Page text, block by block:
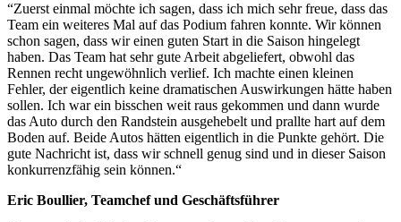
“Zuerst einmal möchte ich sagen, dass ich mich sehr freue, dass das
Team ein weiteres Mal auf das Podium fahren konnte. Wir können
schon sagen, dass wir einen guten Start in die Saison hingelegt
haben. Das Team hat sehr gute Arbeit abgeliefert, obwohl das
Rennen recht ungewöhnlich verlief. Ich machte einen kleinen
Fehler, der eigentlich keine dramatischen Auswirkungen hätte haben
sollen. Ich war ein bisschen weit raus gekommen und dann wurde
das Auto durch den Randstein ausgehebelt und prallte hart auf dem
Boden auf. Beide Autos hätten eigentlich in die Punkte gehört. Die
gute Nachricht ist, dass wir schnell genug sind und in dieser Saison
konkurrenzfähig sein können.“
Eric Boullier, Teamchef und Geschäftsführer